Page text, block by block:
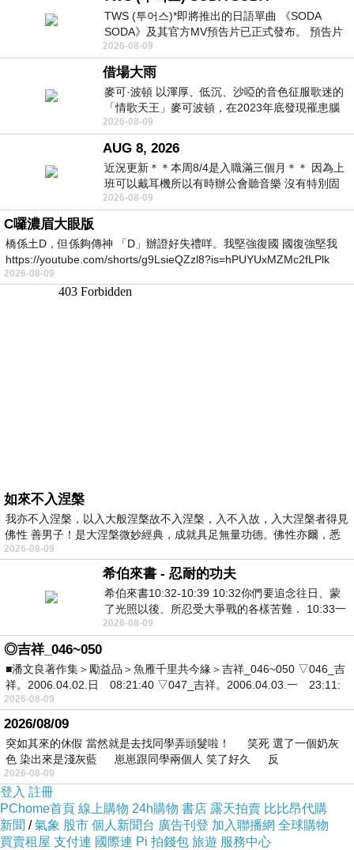
TWS (투어스)*即將推出的日語單曲 《SODA
SODA》及其官方MV預告片已正式發布。 預告片
一經發布， 就引發了粉絲們對這次夏季回
2026-08-09
借場大雨
麥可·波頓 以渾厚、低沉、沙啞的音色征服歌迷的
「情歌天王」麥可波頓，在2023年底發現罹患腦
瘤「祈禱早日康復，一切都好」。
2026-08-09
AUG 8, 2026
近況更新＊＊本周8/4是入職滿三個月＊＊ 因為上
班可以戴耳機所以有時辦公會聽音樂 沒有特別固
定哪天但就是一周某一天會固定聽'90
2026-08-09
C囉濃眉大眼版
橋係土D，但係夠傳神 「D」辦證好失禮咩。我堅強復國 國復強堅我
https://youtube.com/shorts/g9LsieQZzl8?is=hPUYUxMZMc2fLPlk
2026-08-09
如來不入涅槃
我亦不入涅槃，以入大般涅槃故不入涅槃，入不入故，入大涅槃者得見
佛性 善男子！是大涅槃微妙經典，成就具足無量功德。佛性亦爾，悉
2026-08-09
希伯來書 - 忍耐的功夫
希伯來書10:32-10:39 10:32你們要追念往日、蒙
了光照以後、所忍受大爭戰的各樣苦難． 10:33一
面被毀謗、遭患難、成了戲景、叫眾人
2026-08-09
◎吉祥_046~050
■潘文良著作集＞勵益品＞魚雁千里共今緣＞吉祥_046~050 ▽046_吉
祥。2006.04.02.日 08:21:40 ▽047_吉祥。2006.04.03.一 23:11:
2026-08-09
2026/08/09
突如其來的休假 當然就是去找同學弄頭髮啦！ 笑死 選了一個奶灰
色 染出來是淺灰藍 崽崽跟同學兩個人 笑了好久 反
2026-08-09
登入 註冊
PChome首頁 線上購物 24h購物 書店 露天拍賣 比比昂代購
新聞 /氣象 股市 個人新聞台 廣告刊登 加入聯播網 全球購物
買賣租屋 支付連 國際連 Pi 拍錢包 旅遊 服務中心